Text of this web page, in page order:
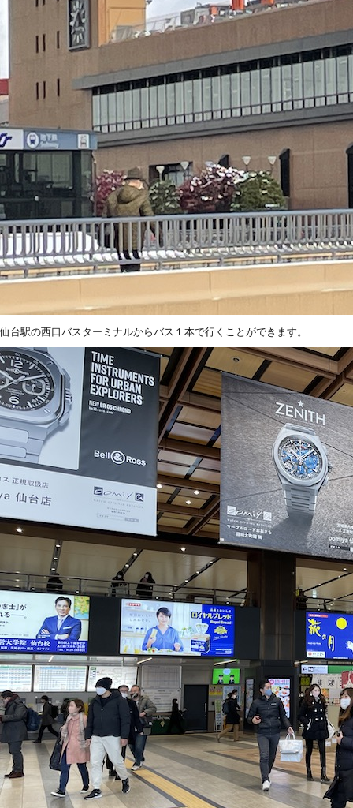
仙台駅の西口バスターミナルからバス１本で行くことができます。